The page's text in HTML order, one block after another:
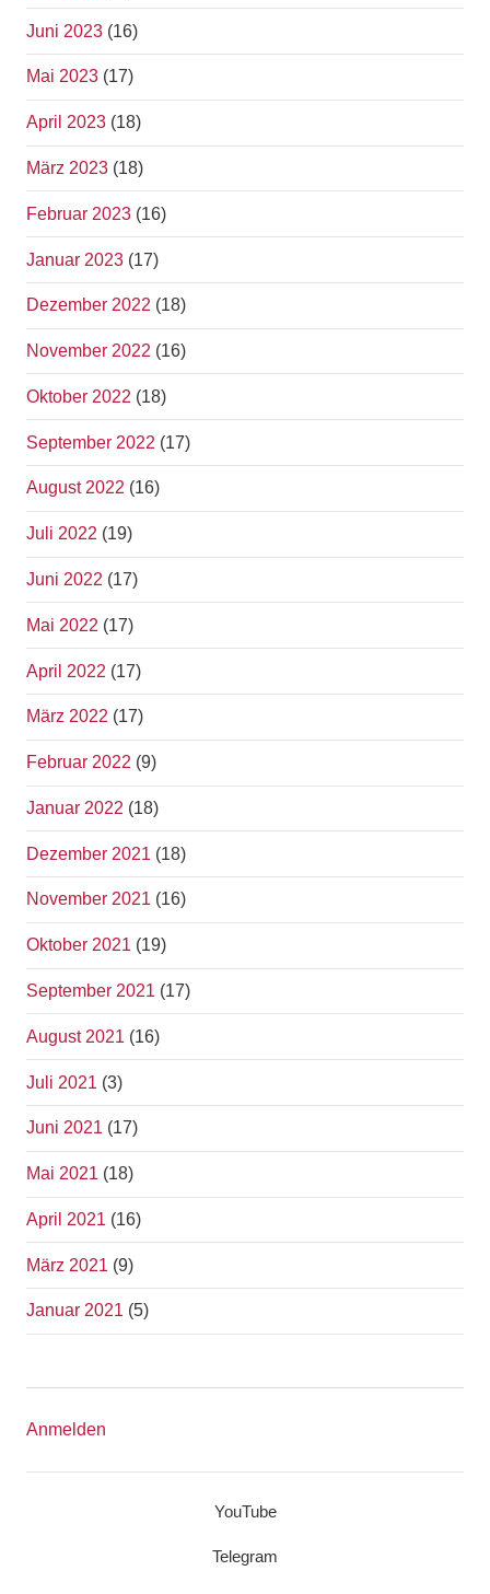
Juni 2023 (16)
Mai 2023 (17)
April 2023 (18)
März 2023 (18)
Februar 2023 (16)
Januar 2023 (17)
Dezember 2022 (18)
November 2022 (16)
Oktober 2022 (18)
September 2022 (17)
August 2022 (16)
Juli 2022 (19)
Juni 2022 (17)
Mai 2022 (17)
April 2022 (17)
März 2022 (17)
Februar 2022 (9)
Januar 2022 (18)
Dezember 2021 (18)
November 2021 (16)
Oktober 2021 (19)
September 2021 (17)
August 2021 (16)
Juli 2021 (3)
Juni 2021 (17)
Mai 2021 (18)
April 2021 (16)
März 2021 (9)
Januar 2021 (5)
Anmelden
YouTube
Telegram